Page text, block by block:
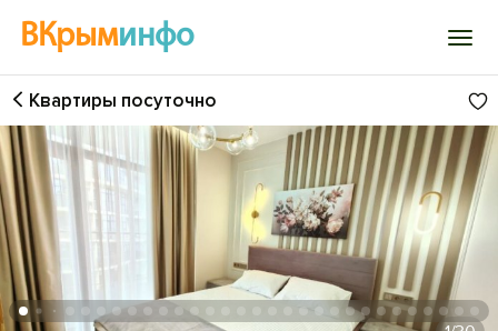
ВКрыминфо
Войти
Избранное
История просмотра
Добавить свой объект
Квартиры посуточно